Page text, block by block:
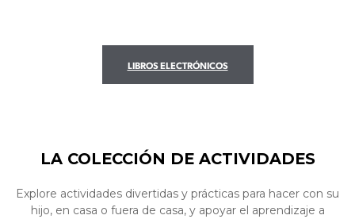
LIBROS ELECTRÓNICOS
LA COLECCIÓN DE ACTIVIDADES
Explore actividades divertidas y prácticas para hacer con su
hijo, en casa o fuera de casa, y apoyar el aprendizaje a